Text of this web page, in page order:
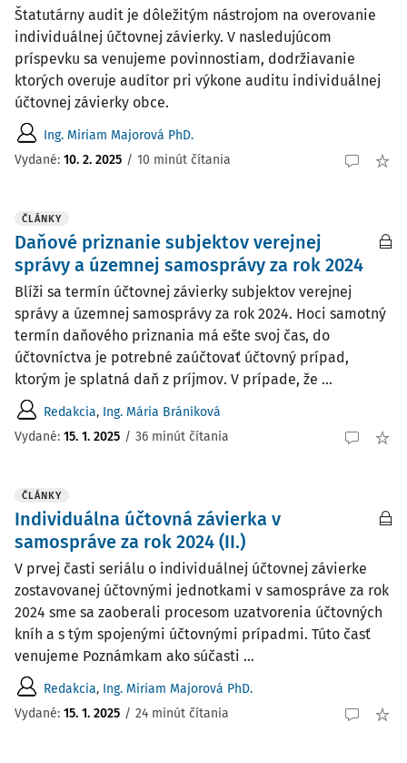
Štatutárny audit je dôležitým nástrojom na overovanie
individuálnej účtovnej závierky. V nasledujúcom
príspevku sa venujeme povinnostiam, dodržiavanie
ktorých overuje audítor pri výkone auditu individuálnej
účtovnej závierky obce.
Ing. Miriam Majorová PhD.
Vydané: 10. 2. 2025 / 10 minút čítania
ČLÁNKY
Daňové priznanie subjektov verejnej
správy a územnej samosprávy za rok 2024
Blíži sa termín účtovnej závierky subjektov verejnej
správy a územnej samosprávy za rok 2024. Hoci samotný
termín daňového priznania má ešte svoj čas, do
účtovníctva je potrebné zaúčtovať účtovný prípad,
ktorým je splatná daň z príjmov. V prípade, že ...
Redakcia, Ing. Mária Brániková
Vydané: 15. 1. 2025 / 36 minút čítania
ČLÁNKY
Individuálna účtovná závierka v
samospráve za rok 2024 (II.)
V prvej časti seriálu o individuálnej účtovnej závierke
zostavovanej účtovnými jednotkami v samospráve za rok
2024 sme sa zaoberali procesom uzatvorenia účtovných
kníh a s tým spojenými účtovnými prípadmi. Túto časť
venujeme Poznámkam ako súčasti ...
Redakcia, Ing. Miriam Majorová PhD.
Vydané: 15. 1. 2025 / 24 minút čítania